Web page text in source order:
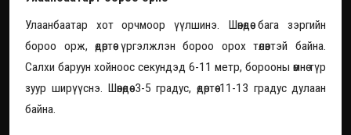
Улаанбаатар хот орчмоор үүлшинэ. Шөнөдөө бага зэргийн
бороо орж, өдөртөө үргэлжлэн бороо орох төлөвтэй байна.
Салхи баруун хойноос секундэд 6-11 метр, борооны өмнө түр
зуур ширүүснэ. Шөнөдөө 3-5 градус, өдөртөө 11-13 градус дулаан
байна.